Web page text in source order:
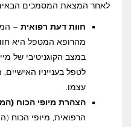
לאחר המצאת המסמכים
חוות דעת רפואית –
מהרופא המטפל היא
במצב הקוגניטיבי של
לטפל בענייניו
עצמו.
הצהרת מיופי הכוח
הרפואית, מיופי הכוח